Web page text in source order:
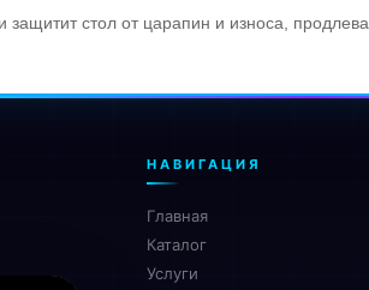
защитит стол от царапин и износа,
НАВИГАЦИЯ
Главная
Каталог
Услуги